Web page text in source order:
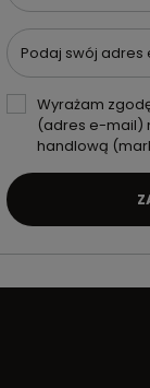
Podaj swój adres
Wyrażam
(adres e-mail)
handlową